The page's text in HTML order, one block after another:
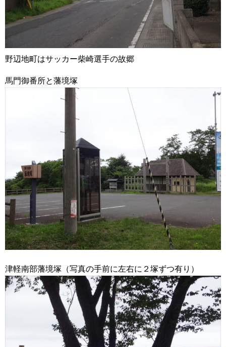
野辺地町はサッカー柴崎選手の故郷
馬門御番所と藩境塚
津軽南部藩境塚（写真の手前に左右に２塚ずつ有り）